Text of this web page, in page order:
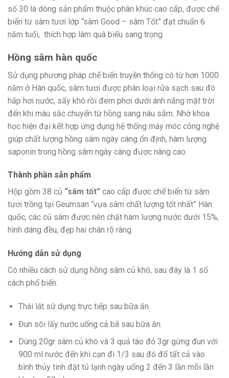
số 30 là dòng sản phẩm thuộc phân khúc cao cấp, được chế
biến từ sâm tươi lớp “sâm Good – sâm Tốt” đạt chuẩn 6
năm tuổi, thích hợp làm quà biếu sang trọng.
Hồng sâm hàn quốc
Sử dụng phương pháp chế biến truyền thống có từ hơn 1000
năm ở Hàn quốc, sâm tươi được phân loại rửa sạch sau đó
hấp hơi nước, sấy khô rồi đem phơi dưới ánh nắng mặt trời
đến khi màu sắc chuyển từ hồng sang nâu sẫm. Nhờ khoa
học hiện đại kết hợp ứng dụng hệ thống máy móc công nghệ
giúp chất lượng hồng sâm ngày càng ổn định, hàm lượng
saponin trong hồng sâm ngày càng được nâng cao.
Thành phần sản phẩm
Hộp gồm 38 củ “sâm tốt” cao cấp được chế biến từ sâm
tươi trồng tại Geumsan “vựa sâm chất lượng tốt nhất” Hàn
quốc, các củ sâm được nén chặt hàm lượng nước dưới 15%,
hình dáng đều, đẹp hai chân rõ ràng.
Hướng dẫn sử dụng
Có nhiều cách sử dụng hồng sâm củ khô, sau đây là 1 số
cách phổ biến:
Thái lát sử dụng trực tiếp sau bữa ăn.
Đun sôi lấy nước uống cả bã sau bữa ăn.
Dùng 20gr sâm củ khô và 3 quả táo đỏ 3gr gừng đun với
900 ml nước đến khi cạn đi 1/3 sau đó đổ tất cả vào
bình thủy tinh đặt tủ lạnh ngày uống 2 đến 3 lần mỗi lần